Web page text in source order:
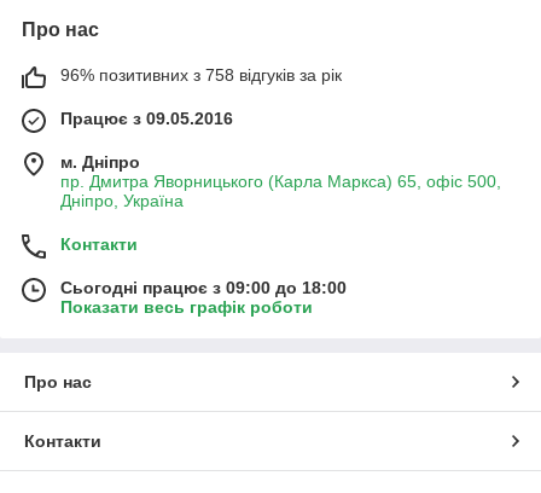
Про нас
96% позитивних з 758 відгуків за рік
Працює з 09.05.2016
м. Дніпро
пр. Дмитра Яворницького (Карла Маркса) 65, офіс 500,
Дніпро, Україна
Контакти
Сьогодні працює з 09:00 до 18:00
Показати весь графік роботи
Про нас
Контакти